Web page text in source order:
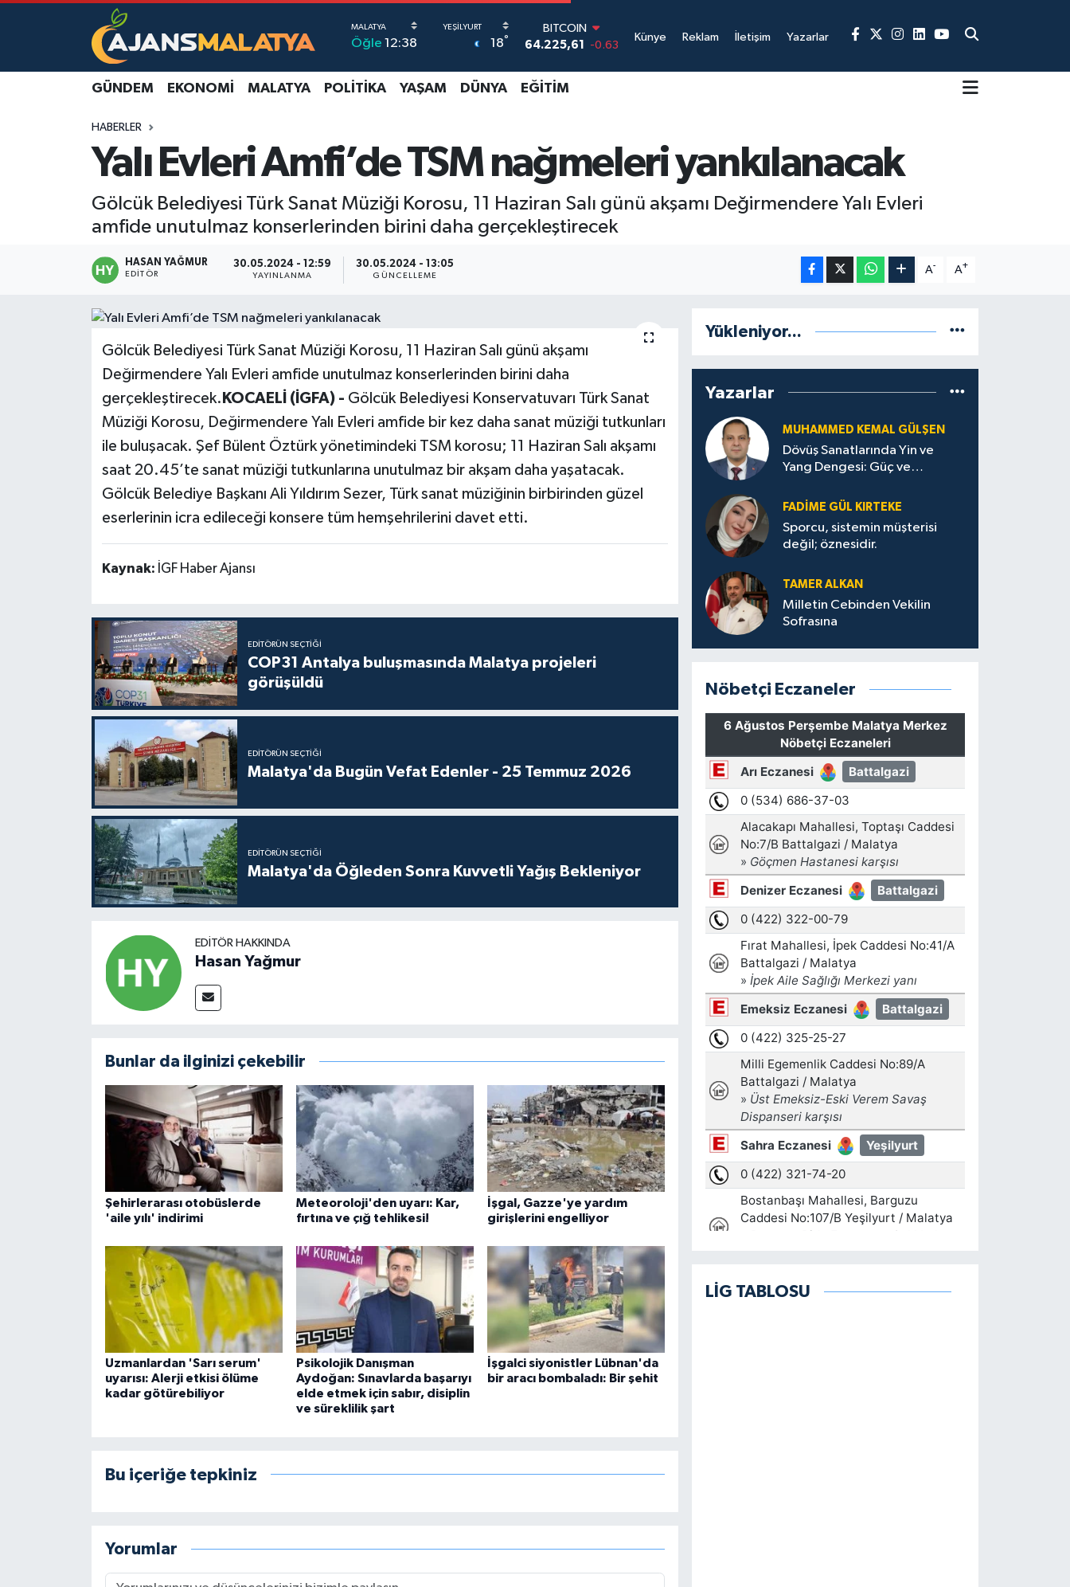
Öğle 12:38 18°
64.225,61
DOLAR
EURO
GRAM ALTIN
6510.40
0.45
BİST100
13.799
70
Künye Reklam İletişim Yazarlar
GÜNDEM EKONOMI MALATYA POLITIKA YAŞAM DÜNYA EĞITIM
HABERLER
Yalı Evleri Amfi’de TSM nağmeleri yankılanacak
Gölcük Belediyesi Türk Sanat Müziği Korosu, 11 Haziran Salı günü akşamı Değirmendere Yalı Evleri
amfide unutulmaz konserlerinden birini daha gerçekleştirecek
HASAN YAĞMUR
EDITÖR
30.05.2024 - 12:59
YAYINLANMA
30.05.2024 - 13:05
GÜNCELLEME
A- A+
Gölcük Belediyesi Türk Sanat Müziği Korosu, 11 Haziran Salı günü akşamı
Değirmendere Yalı Evleri amfide unutulmaz konserlerinden birini daha
gerçekleştirecek. KOCAELİ (İGFA) - Gölcük Belediyesi Konservatuvarı Türk Sanat
Müziği Korosu, Değirmendere Yalı Evleri amfide bir kez daha sanat müziği tutkunları
ile buluşacak. Şef Bülent Öztürk yönetimindeki TSM korosu; 11 Haziran Salı akşamı
saat 20.45’te sanat müziği tutkunlarına unutulmaz bir akşam daha yaşatacak.
Gölcük Belediye Başkanı Ali Yıldırım Sezer, Türk sanat müziğinin birbirinden güzel
eserlerinin icra edileceği konsere tüm hemşehrilerini davet etti.
Kaynak: İGF Haber Ajansı
EDITÖRÜN SEÇTIĞI
COP31 Antalya buluşmasında Malatya projeleri
görüşüldü
EDITÖRÜN SEÇTIĞI
Malatya'da Bugün Vefat Edenler - 25 Temmuz 2026
EDITÖRÜN SEÇTIĞI
Malatya'da Öğleden Sonra Kuvvetli Yağış Bekleniyor
EDITÖR HAKKINDA
Hasan Yağmur
Bunlar da ilginizi çekebilir
Şehirlerarası otobüslerde
'aile yılı' indirimi
Meteoroloji'den uyarı: Kar,
fırtına ve çığ tehlikesi!
İşgal, Gazze'ye yardım
girişlerini engelliyor
Uzmanlardan 'Sarı serum'
uyarısı: Alerji etkisi ölüme
kadar götürebiliyor
Psikolojik Danışman
Aydoğan: Sınavlarda başarıyı
elde etmek için sabır, disiplin
ve süreklilik şart
İşgalci siyonistler Lübnan'da
bir aracı bombaladı: Bir şehit
Bu içeriğe tepkiniz
Yorumlar
Yükleniyor...
Yazarlar
MUHAMMED KEMAL GÜLŞEN
Dövüş Sanatlarında Yin ve
Yang Dengesi: Güç ve
FADIME GÜL KIRTEKE
Sporcu, sistemin müşterisi
değil; öznesidir.
TAMER ALKAN
Milletin Cebinden Vekilin
Sofrasına
Nöbetçi Eczaneler
LİG TABLOSU
Gündem
Malatya Nöbetçi Eczaneler
TFF 3.Lig 2.Grup Puan Durumu ve Fikstür
Tüm Manşetler
Haber Arşivi